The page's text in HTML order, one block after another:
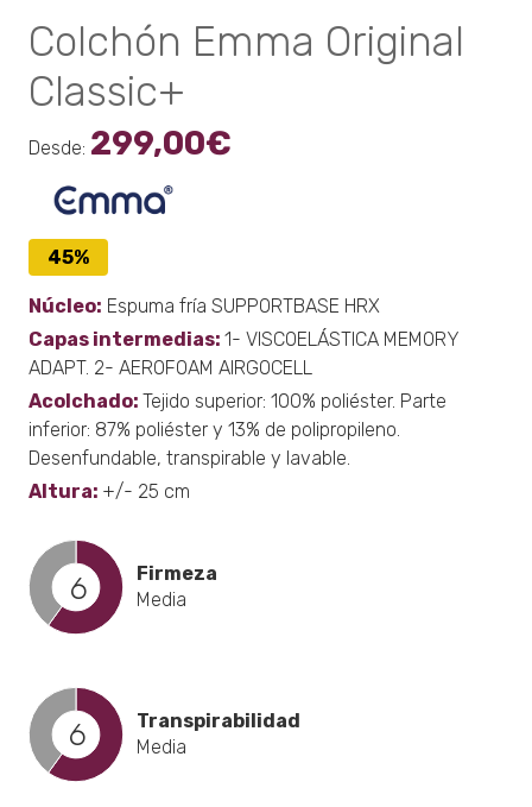
Colchón Emma Original
Classic+
Desde: 299,00€
45%
Núcleo: Espuma fría SUPPORTBASE HRX
Capas intermedias: 1- VISCOELÁSTICA MEMORY
ADAPT. 2- AEROFOAM AIRGOCELL
Acolchado: Tejido superior: 100% poliéster. Parte
inferior: 87% poliéster y 13% de polipropileno.
Desenfundable, transpirable y lavable.
Altura: +/- 25 cm
6
Firmeza
Media
6
Transpirabilidad
Media